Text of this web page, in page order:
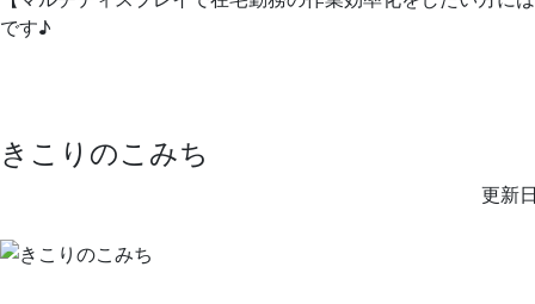
です♪
きこりのこみち
更新